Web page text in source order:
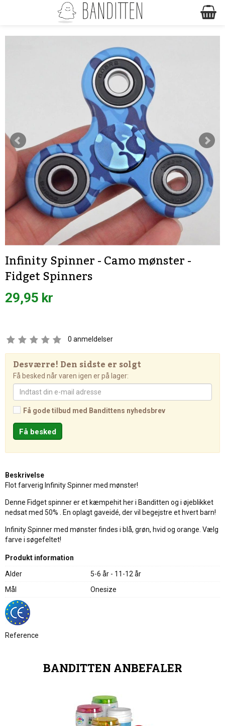
Infinity Spinner - Camo mønster -
Fidget Spinners
29,95 kr
0 anmeldelser
Desværre! Den sidste er solgt
Få besked når varen igen er på lager:
Få gode tilbud med Bandittens nyhedsbrev
Beskrivelse
Flot farverig Infinity Spinner med mønster!
Denne Fidget spinner er et kæmpehit her i Banditten og i øjeblikket
nedsat med 50% . En oplagt gaveidé, der vil begejstre et hvert barn!
Infinity Spinner med mønster findes i blå, grøn, hvid og orange. Vælg
farve i søgefeltet!
Produkt information
Alder
5-6 år - 11-12 år
Mål
Onesize
Reference
BANDITTEN ANBEFALER